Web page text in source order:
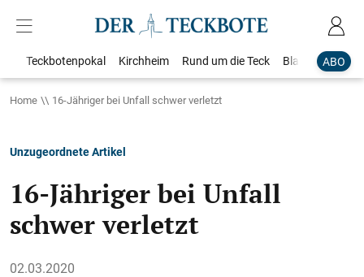
ABO
Teckbotenpokal Kirchheim Rund um die Teck Blaulicht
Home 16-Jähriger bei Unfall schwer verletzt
Unzugeordnete Artikel
16-Jähriger bei Unfall
schwer verletzt
02.03.2020